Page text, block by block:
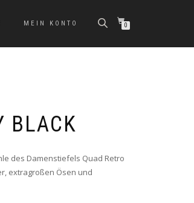
MEIN KONTO 0
BLACK
des Damenstiefels Quad Retro
extragroßen Ösen und